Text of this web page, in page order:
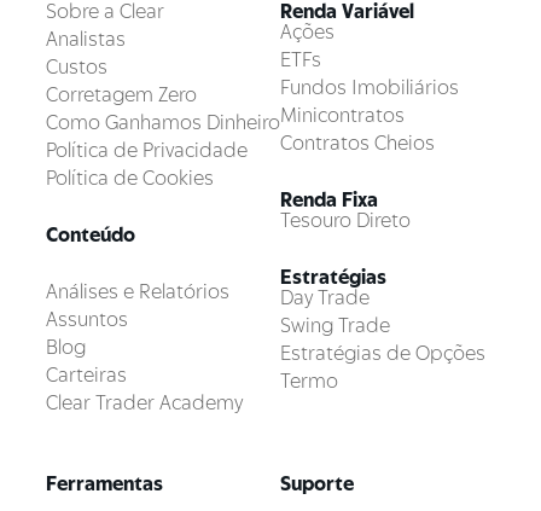
Sobre a Clear
Analistas
Custos
Corretagem Zero
Como Ganhamos Dinheiro
Política de Privacidade
Política de Cookies
Conteúdo
Análises e Relatórios
Assuntos
Blog
Carteiras
Clear Trader Academy
Renda Variável
Ações
ETFs
Fundos Imobiliários
Minicontratos
Contratos Cheios
Renda Fixa
Tesouro Direto
Estratégias
Day Trade
Swing Trade
Estratégias de Opções
Termo
Ferramentas Suporte